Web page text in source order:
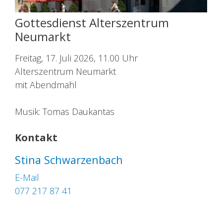
Gottesdienst Alterszentrum
Neumarkt
Freitag, 17. Juli 2026, 11.00 Uhr
Alterszentrum Neumarkt
mit Abendmahl
Musik: Tomas Daukantas
Kontakt
Stina Schwarzenbach
E-Mail
077 217 87 41